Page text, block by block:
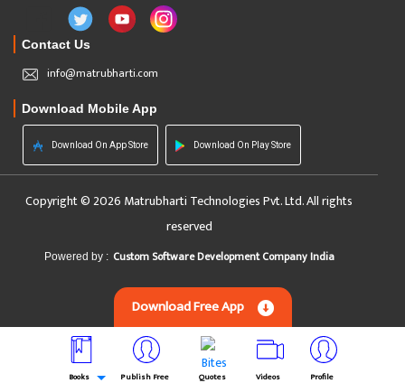
Contact Us
info@matrubharti.com
Download Mobile App
Download On App Store Download On Play Store
Copyright © 2026 Matrubharti Technologies Pvt. Ltd. All rights
reserved
Powered by : Custom Software Development Company India
Download Free App
Books Publish Free Quotes Videos Profile